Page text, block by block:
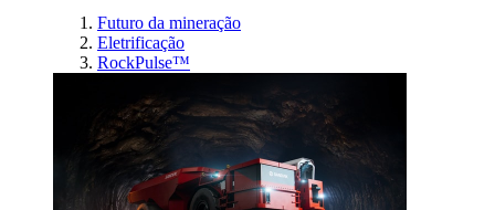
Futuro da mineração
Eletrificação
RockPulse™